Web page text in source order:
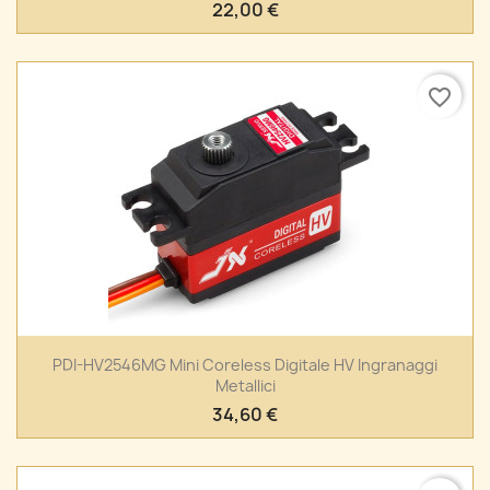
22,00 €
PDI-HV2546MG Mini Coreless Digitale HV Ingranaggi
Metallici
34,60 €
favorite_border